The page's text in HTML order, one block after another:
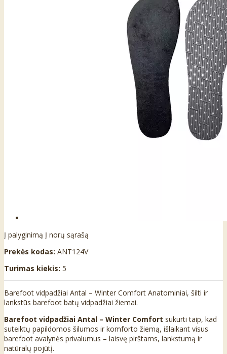
Į palyginimą Į norų sąrašą
Prekės kodas: ANT124V
Turimas kiekis: 5
Barefoot vidpadžiai Antal – Winter Comfort Anatominiai, šilti ir
lankstūs barefoot batų vidpadžiai žiemai.
Barefoot vidpadžiai Antal – Winter Comfort sukurti taip, kad
suteiktų papildomos šilumos ir komforto žiemą, išlaikant visus
barefoot avalynės privalumus – laisvę pirštams, lankstumą ir
natūralų pojūtį.